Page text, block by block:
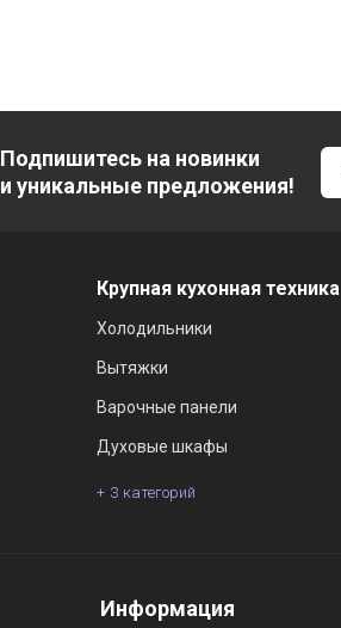
Подпишитесь на новинки
и уникальные предложения!
Крупная кухонная техника
Холодильники
Вытяжки
Варочные панели
Духовые шкафы
3 категорий
Информация